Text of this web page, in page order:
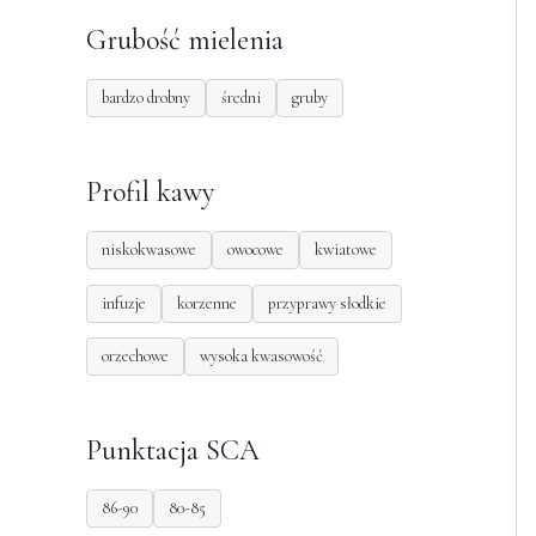
Grubość mielenia
bardzo drobny średni gruby
Profil kawy
niskokwasowe owocowe kwiatowe
infuzje korzenne przyprawy słodkie
orzechowe wysoka kwasowość
Punktacja SCA
86-90 80-85